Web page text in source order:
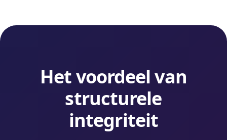
Het voordeel van
structurele
integriteit